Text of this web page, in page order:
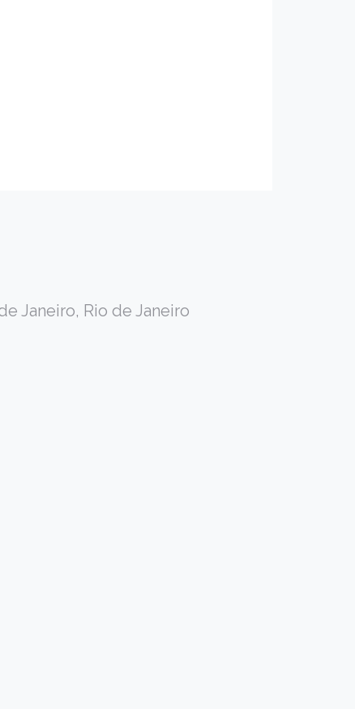
Janeiro, Rio de Janeiro